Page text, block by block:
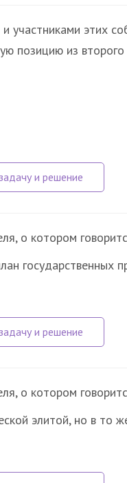
участниками этих
позицию из
о котором
государственных
о котором
элитой, но в то